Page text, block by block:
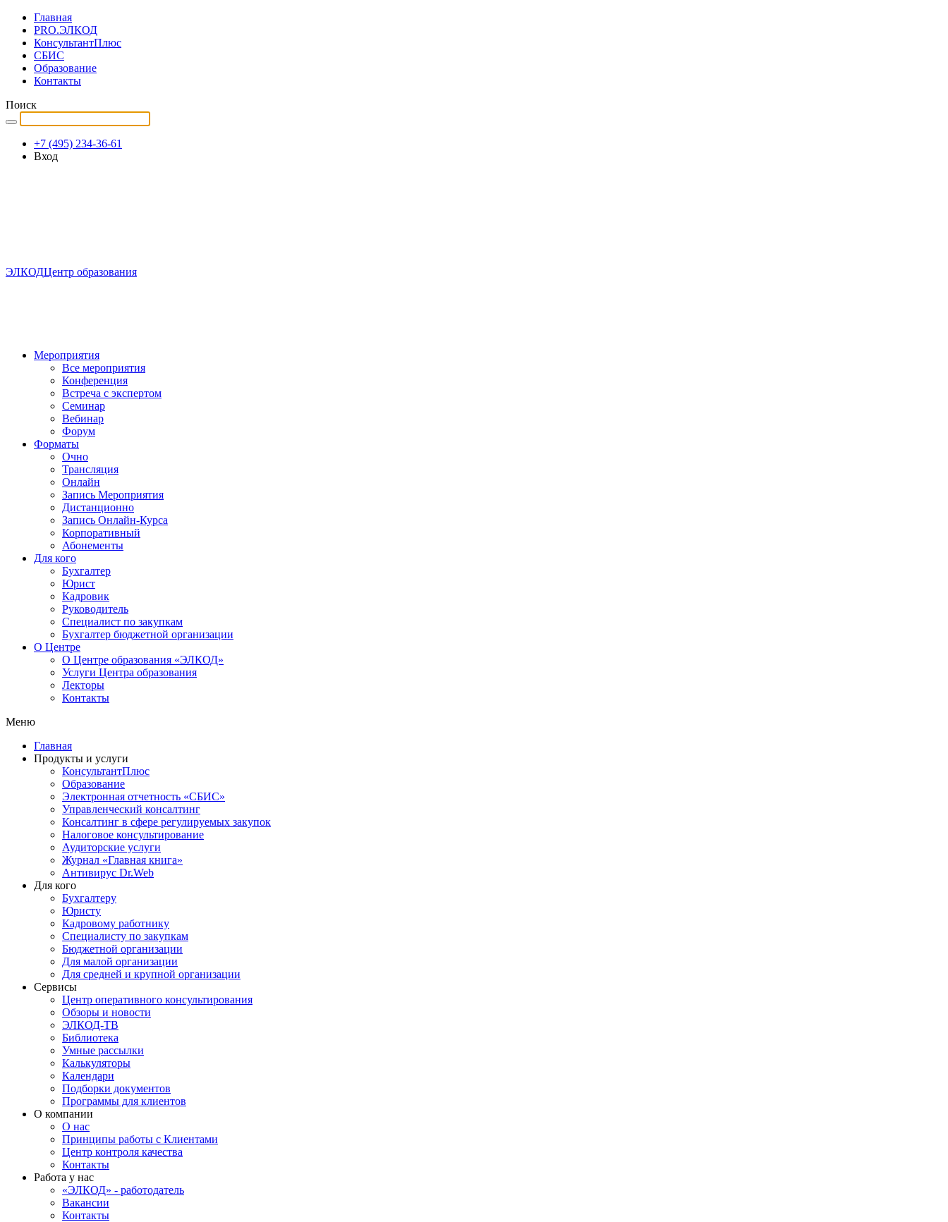
Главная
PRO.ЭЛКОД
КонсультантПлюс
СБИС
Образование
Контакты
Поиск
+7 (495) 234-36-61
Вход
ЭЛКОДЦентр образования
Мероприятия
Все мероприятия
Конференция
Встреча с экспертом
Семинар
Вебинар
Форум
Форматы
Очно
Трансляция
Онлайн
Запись Мероприятия
Дистанционно
Запись Онлайн-Курса
Корпоративный
Абонементы
Для кого
Бухгалтер
Юрист
Кадровик
Руководитель
Специалист по закупкам
Бухгалтер бюджетной организации
О Центре
О Центре образования «ЭЛКОД»
Услуги Центра образования
Лекторы
Контакты
Меню
Главная
Продукты и услуги
КонсультантПлюс
Образование
Электронная отчетность «СБИС»
Управленческий консалтинг
Консалтинг в сфере регулируемых закупок
Налоговое консультирование
Аудиторские услуги
Журнал «Главная книга»
Антивирус Dr.Web
Для кого
Бухгалтеру
Юристу
Кадровому работнику
Специалисту по закупкам
Бюджетной организации
Для малой организации
Для средней и крупной организации
Сервисы
Центр оперативного консультирования
Обзоры и новости
ЭЛКОД-ТВ
Библиотека
Умные рассылки
Калькуляторы
Календари
Подборки документов
Программы для клиентов
О компании
О нас
Принципы работы с Клиентами
Центр контроля качества
Контакты
Работа у нас
«ЭЛКОД» - работодатель
Вакансии
Контакты